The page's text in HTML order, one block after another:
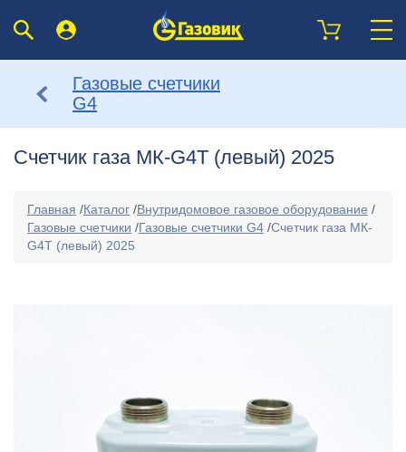
Газовые счетчики
G4
Счетчик газа МК-G4Т (левый) 2025
Главная /Каталог /Внутридомовое газовое оборудование /
Газовые счетчики /Газовые счетчики G4 /Счетчик газа МК-
G4Т (левый) 2025